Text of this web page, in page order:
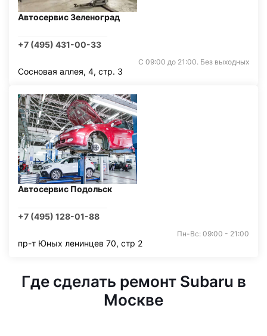
Автосервис Зеленоград
+7 (495) 431-00-33
С 09:00 до 21:00. Без выходных
Сосновая аллея, 4, стр. 3
Автосервис Подольск
+7 (495) 128-01-88
Пн-Вс: 09:00 - 21:00
пр-т Юных ленинцев 70, стр 2
Где сделать ремонт Subaru в
Москве